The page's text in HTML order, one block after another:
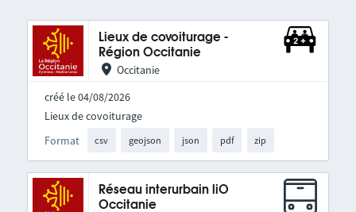
Lieux de covoiturage -
Région Occitanie
Occitanie
créé le 04/08/2026
Format csv geojson json pdf zip
Lieux de covoiturage
Réseau interurbain liO
Occitanie